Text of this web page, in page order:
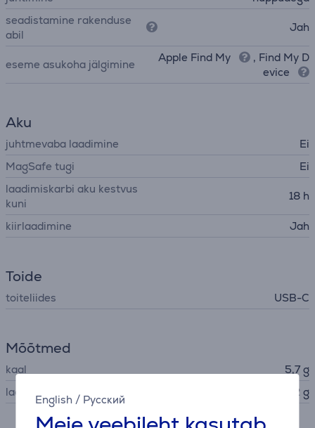
English / Русский
seadistamine rakenduse
abil
Jah
eseme asukoha jälgimine
Apple Find My
, Find My D
evice
Aku
juhtmevaba laadimine
Ei
MagSafe tugi
Ei
laadimiskarbi aku kestvus
kuni
18 h
kiirlaadimine Jah
Toide
toiteliides USB-C
Mõõtmed
kaal
5,7 g
laadimiskarbi kaal
22 g